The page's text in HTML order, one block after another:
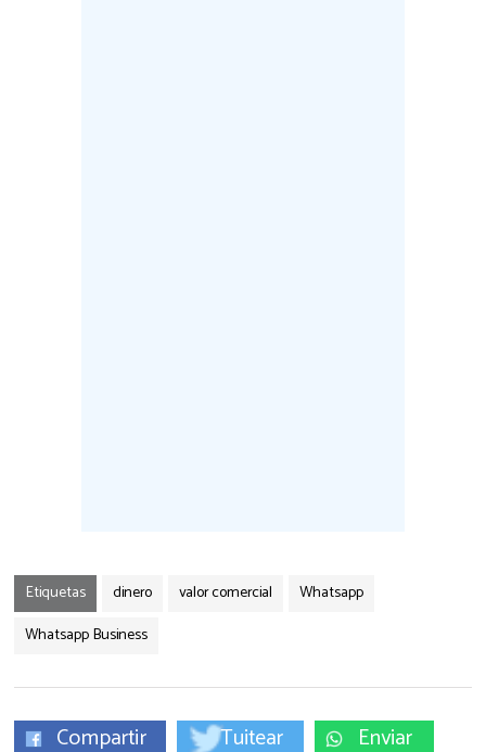
Etiquetas dinero valor comercial
Whatsapp
Whatsapp Business
Compartir Tuitear Enviar